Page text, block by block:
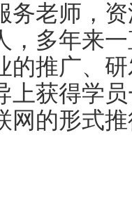
务老师，
，多年来
的推广、
上获得学
网的形式